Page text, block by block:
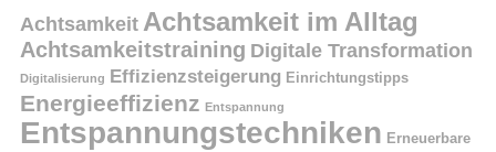
Achtsamkeit Achtsamkeit im Alltag
Achtsamkeitstraining Digitale Transformation
Digitalisierung Effizienzsteigerung Einrichtungstipps
Energieeffizienz Entspannung
Entspannungstechniken Erneuerbare